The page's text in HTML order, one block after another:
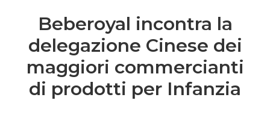
Beberoyal incontra la
delegazione Cinese dei
maggiori commercianti
di prodotti per Infanzia